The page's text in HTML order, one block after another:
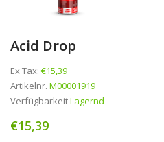
Acid Drop
Ex Tax: €15,39
Artikelnr. M00001919
VerfügbarkeitLagernd
€15,39